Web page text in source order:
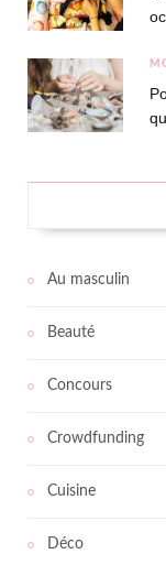
Au masculin
Beauté
Concours
Crowdfunding
Cuisine
Déco